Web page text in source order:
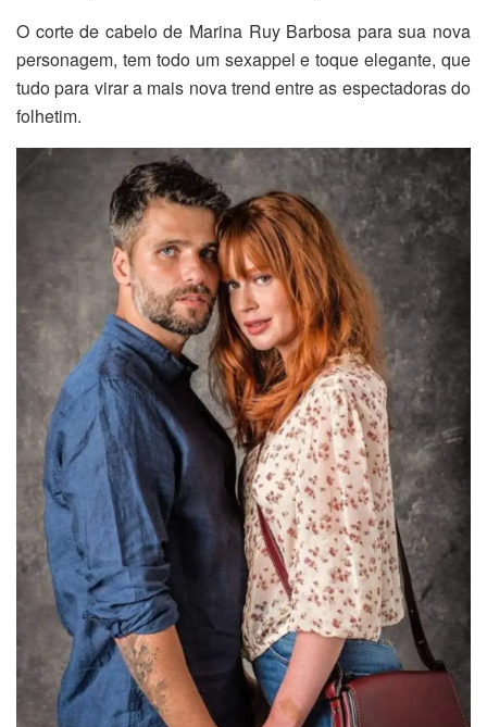
O corte de cabelo de Marina Ruy Barbosa para sua nova
personagem, tem todo um sexappel e toque elegante, que
tudo para virar a mais nova trend entre as espectadoras do
folhetim.